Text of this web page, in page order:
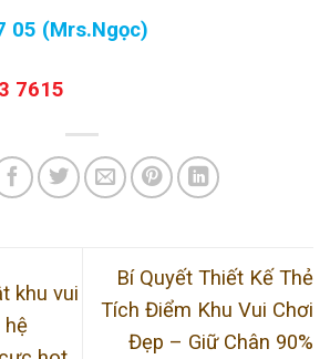
05 (Mrs.Ngọc)
7615
khu vui
hệ
Bí Quyết Thiết Kế Thẻ
Tích Điểm Khu Vui Chơi
Đẹp – Giữ Chân 90%